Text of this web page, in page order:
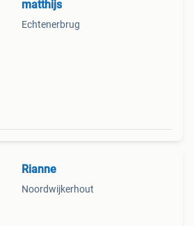
matthijs
Echtenerbrug
Rianne
Noordwijkerhout